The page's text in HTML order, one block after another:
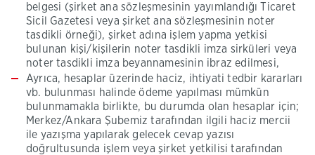
belgesi (şirket ana sözleşmesinin yayımlandığı Ticaret
Sicil Gazetesi veya şirket ana sözleşmesinin noter
tasdikli örneği), şirket adına işlem yapma yetkisi
bulunan kişi/kişilerin noter tasdikli imza sirküleri veya
noter tasdikli imza beyannamesinin ibraz edilmesi,
Ayrıca, hesaplar üzerinde haciz, ihtiyati tedbir kararları
vb. bulunması halinde ödeme yapılması mümkün
bulunmamakla birlikte, bu durumda olan hesaplar için;
Merkez/Ankara Şubemiz tarafından ilgili haciz mercii
ile yazışma yapılarak gelecek cevap yazısı
doğrultusunda işlem veya şirket yetkilisi tarafından